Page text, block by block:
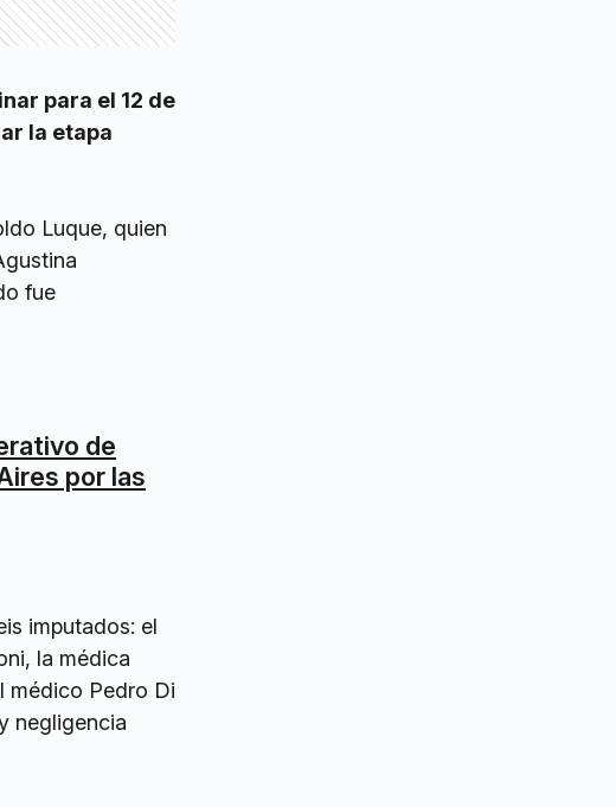
para el 12 de
la etapa
Luque, quien
fue
de
por las
imputados: el
la médica
médico Pedro Di
negligencia